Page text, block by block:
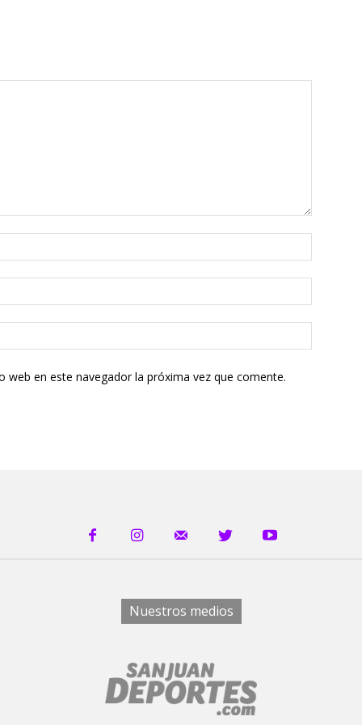
en este navegador la próxima vez que comente.
Nuestros medios